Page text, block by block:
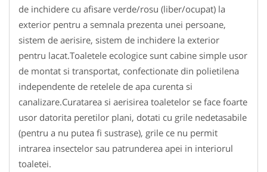
de inchidere cu afisare verde/rosu (liber/ocupat) la
exterior pentru a semnala prezenta unei persoane,
sistem de aerisire, sistem de inchidere la exterior
pentru lacat.Toaletele ecologice sunt cabine simple usor
de montat si transportat, confectionate din polietilena
independente de retelele de apa curenta si
canalizare.Curatarea si aerisirea toaletelor se face foarte
usor datorita peretilor plani, dotati cu grile nedetasabile
(pentru a nu putea fi sustrase), grile ce nu permit
intrarea insectelor sau patrunderea apei in interiorul
toaletei.